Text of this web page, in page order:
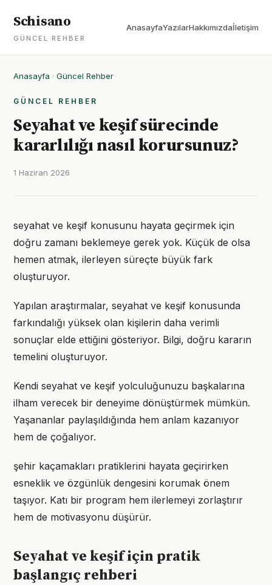
Schisano
GÜNCEL REHBER
AnasayfaYazılarHakkımızdaİletişim
Anasayfa · Güncel Rehber
GÜNCEL REHBER
Seyahat ve keşif sürecinde
kararlılığı nasıl korursunuz?
1 Haziran 2026
seyahat ve keşif konusunu hayata geçirmek için
doğru zamanı beklemeye gerek yok. Küçük de olsa
hemen atmak, ilerleyen süreçte büyük fark
oluşturuyor.
Yapılan araştırmalar, seyahat ve keşif konusunda
farkındalığı yüksek olan kişilerin daha verimli
sonuçlar elde ettiğini gösteriyor. Bilgi, doğru kararın
temelini oluşturuyor.
Kendi seyahat ve keşif yolculuğunuzu başkalarına
ilham verecek bir deneyime dönüştürmek mümkün.
Yaşananlar paylaşıldığında hem anlam kazanıyor
hem de çoğalıyor.
şehir kaçamakları pratiklerini hayata geçirirken
esneklik ve özgünlük dengesini korumak önem
taşıyor. Katı bir program hem ilerlemeyi zorlaştırır
hem de motivasyonu düşürür.
Seyahat ve keşif için pratik
başlangıç rehberi